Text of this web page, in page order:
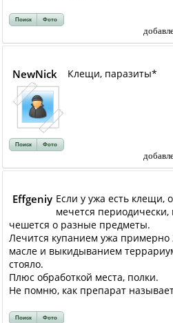
Поиск Фото
NewNick Клещи, паразиты*
Поиск Фото
Effgeniy Если у ужа есть клещи,
мечется периодически,
чешется о разные предметы.
Лечится купанием ужа
масле и выкидыванием
стояло.
Плюс обработкой места, полки.
Не помню, как препарат
Поиск Фото